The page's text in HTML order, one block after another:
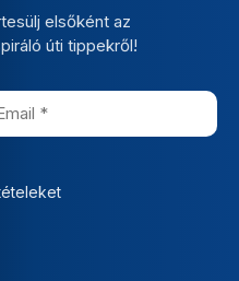
elsőként az
úti tippekről!